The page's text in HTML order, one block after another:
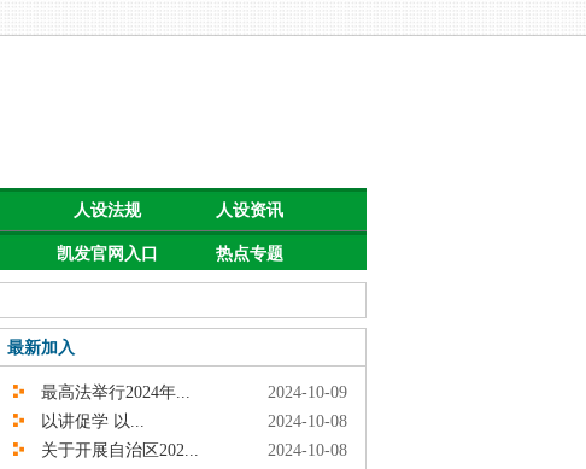
人设法规 人设资讯
凯发官网入口 热点专题
最新加入
最高法举行2024年...
2024-10-09
以讲促学 以...
2024-10-08
关于开展自治区202...
2024-10-08